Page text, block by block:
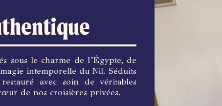
sous le charme de l’Égypte, de
intemporelle du Nil. Séduits
avec soin de véritables
de nos croisières privées.